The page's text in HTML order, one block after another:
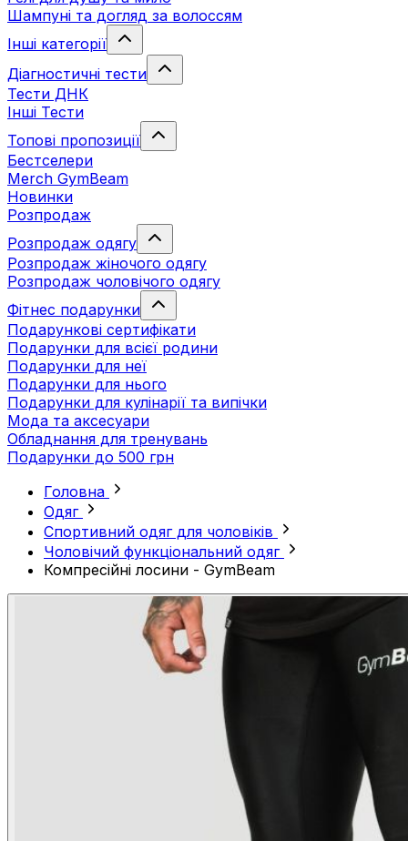
Шампуні та догляд за волоссям
Інші категорії
Діагностичні тести
Тести ДНК
Інші Тести
Топові пропозиції
Бестселери
Merch GymBeam
Новинки
Розпродаж
Розпродаж одягу
Розпродаж жіночого одягу
Розпродаж чоловічого одягу
Фітнес подарунки
Подарункові сертифікати
Подарунки для всієї родини
Подарунки для неї
Подарунки для нього
Подарунки для кулінарії та випічки
Мода та аксесуари
Обладнання для тренувань
Подарунки до 500 грн
Головна
Одяг
Спортивний одяг для чоловіків
Чоловічий функціональний одяг
Компресійні лосини - GymBeam